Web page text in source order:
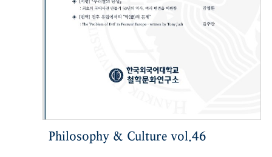
Philosophy & Culture vol.46